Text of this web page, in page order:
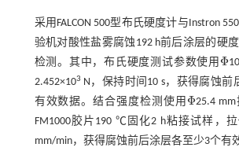
采用FALCON 500型布氏硬度计与Instron
验机对酸性盐雾腐蚀192 h前后涂层的硬
检测。其中，布氏硬度测试参数使用 Φ
Φ
2.452×103 N，保持时间10 s，获得腐蚀前
有效数据。结合强度检测使用 Φ
Φ25.4
FM1000胶片190 ℃固化2 h粘接试样，
mm/min，获得腐蚀前后涂层各至少3个有